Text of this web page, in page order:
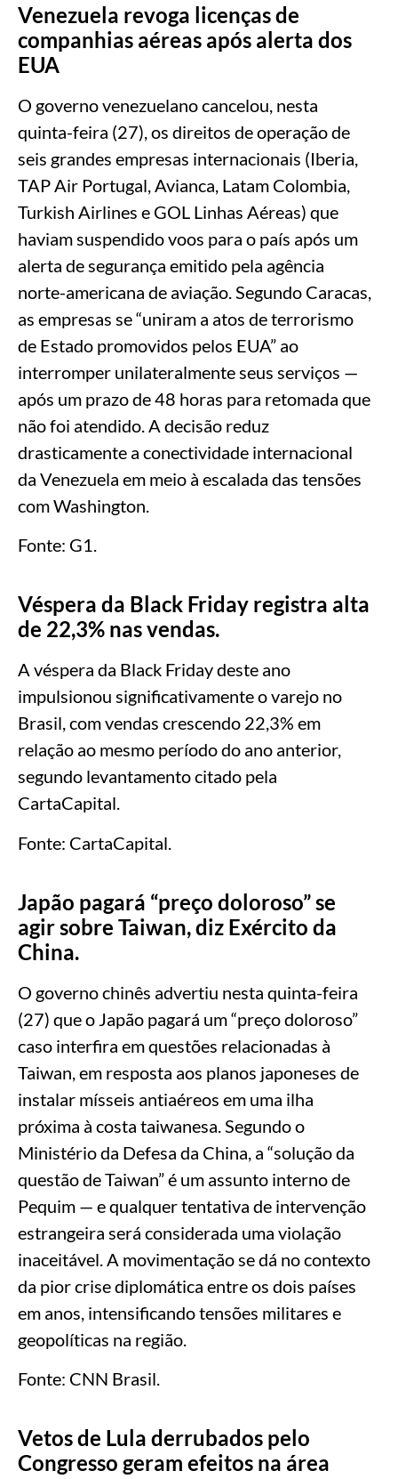
Venezuela revoga licenças de
companhias aéreas após alerta dos
EUA
O governo venezuelano cancelou, nesta
quinta-feira (27), os direitos de operação de
seis grandes empresas internacionais (Iberia,
TAP Air Portugal, Avianca, Latam Colombia,
Turkish Airlines e GOL Linhas Aéreas) que
haviam suspendido voos para o país após um
alerta de segurança emitido pela agência
norte-americana de aviação. Segundo Caracas,
as empresas se “uniram a atos de terrorismo
de Estado promovidos pelos EUA” ao
interromper unilateralmente seus serviços —
após um prazo de 48 horas para retomada que
não foi atendido. A decisão reduz
drasticamente a conectividade internacional
da Venezuela em meio à escalada das tensões
com Washington.
Fonte: G1.
Véspera da Black Friday registra alta
de 22,3% nas vendas.
A véspera da Black Friday deste ano
impulsionou significativamente o varejo no
Brasil, com vendas crescendo 22,3% em
relação ao mesmo período do ano anterior,
segundo levantamento citado pela
CartaCapital.
Fonte: CartaCapital.
Japão pagará “preço doloroso” se
agir sobre Taiwan, diz Exército da
China.
O governo chinês advertiu nesta quinta-feira
(27) que o Japão pagará um “preço doloroso”
caso interfira em questões relacionadas à
Taiwan, em resposta aos planos japoneses de
instalar mísseis antiaéreos em uma ilha
próxima à costa taiwanesa. Segundo o
Ministério da Defesa da China, a “solução da
questão de Taiwan” é um assunto interno de
Pequim — e qualquer tentativa de intervenção
estrangeira será considerada uma violação
inaceitável. A movimentação se dá no contexto
da pior crise diplomática entre os dois países
em anos, intensificando tensões militares e
geopolíticas na região.
Fonte: CNN Brasil.
Vetos de Lula derrubados pelo
Congresso geram efeitos na área